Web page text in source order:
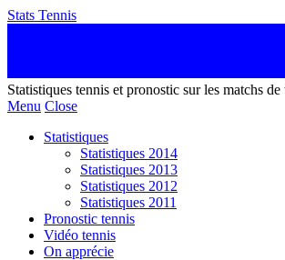
Stats Tennis
Statistiques tennis et pronostic sur les matchs de
Menu Close
Statistiques
Statistiques 2014
Statistiques 2013
Statistiques 2012
Statistiques 2011
Pronostic tennis
Vidéo tennis
On apprécie